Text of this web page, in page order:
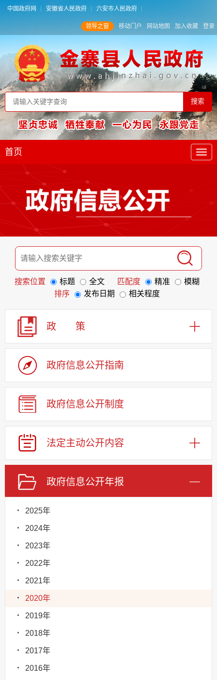
中国政府网 安徽省人民政府 六安市人民政府
领导之窗 移动门户 网站地图 加入收藏 登录
首页
搜索位置 标题 全文 匹配度 精准
模糊
排序
发布日期 相关程度
政 策
政府信息公开指南
政府信息公开制度
法定主动公开内容
政府信息公开年报
2025年
2024年
2023年
2022年
2021年
2020年
2019年
2018年
2017年
2016年